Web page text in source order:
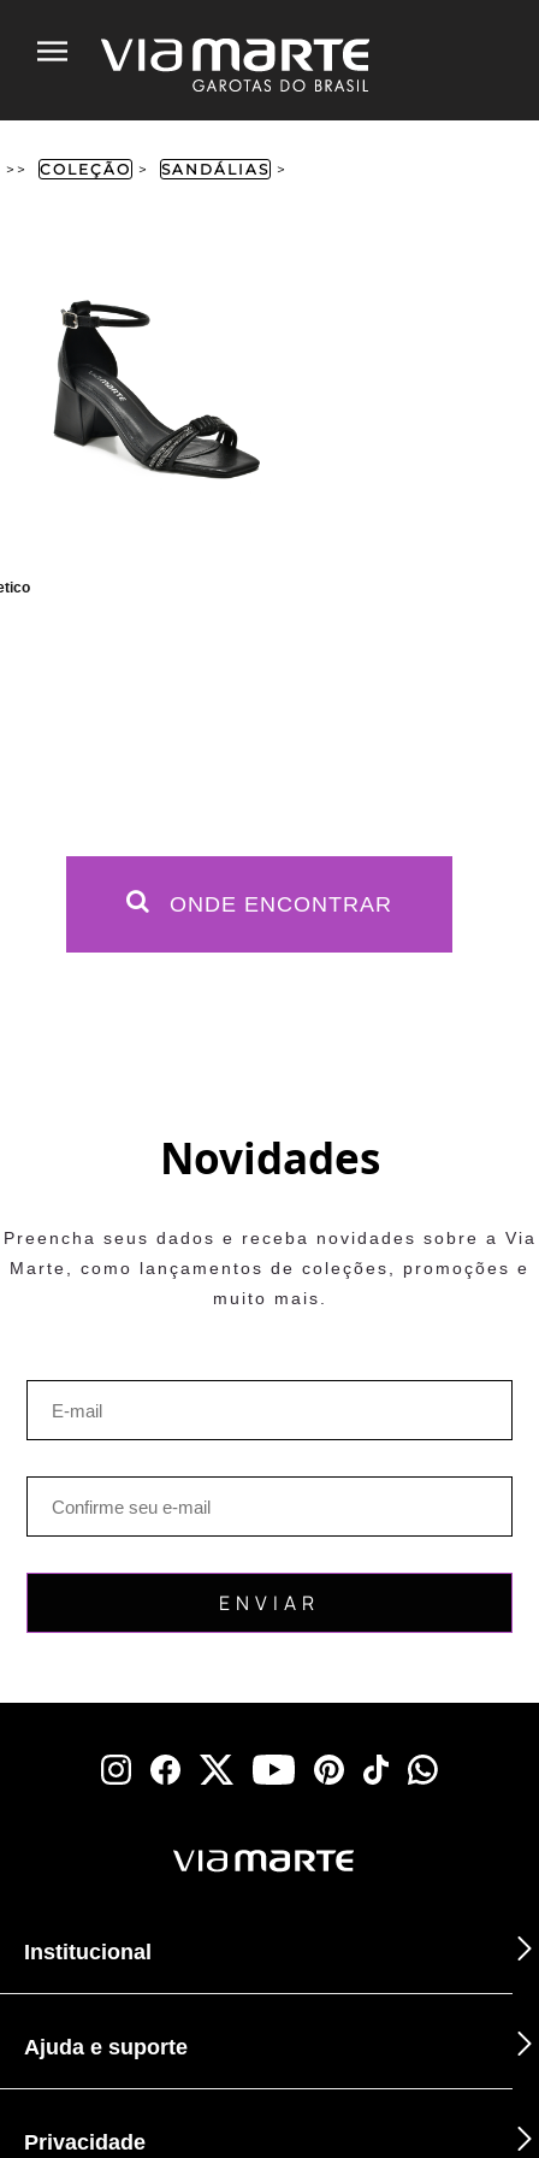
>> COLEÇÃO > SANDÁLIAS >
ONDE ENCONTRAR
Novidades
Preencha seus dados e receba novidades sobre a Via
Marte, como lançamentos de coleções, promoções e
muito mais.
Institucional
Ajuda e suporte
Privacidade